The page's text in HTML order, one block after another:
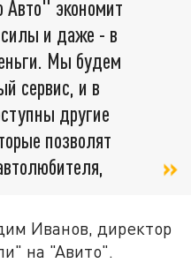
Авто" экономит
и даже - в
Мы будем
сервис, и в
другие
позволят
Иванов, директор
на "Авито".